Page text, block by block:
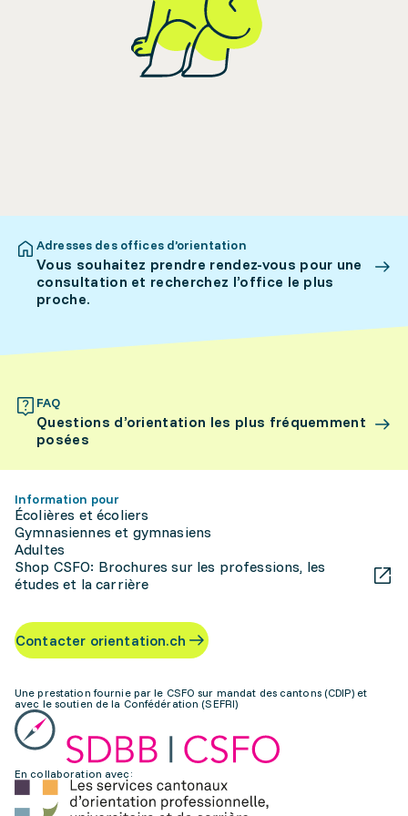
Adresses des offices d’orientation
Vous souhaitez prendre rendez-vous pour une
consultation et recherchez l’office le plus
proche.
FAQ
Questions d’orientation les plus fréquemment
posées
Information pour
Écolières et écoliers
Gymnasiennes et gymnasiens
Adultes
Shop CSFO: Brochures sur les professions, les
études et la carrière
Contacter orientation.ch
Une prestation fournie par le CSFO sur mandat des cantons (CDIP) et
avec le soutien de la Confédération (SEFRI)
En collaboration avec: